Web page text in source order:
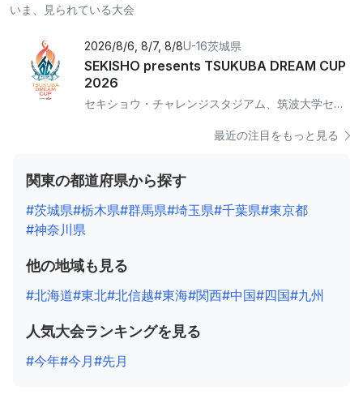
いま、見られている大会
2026/8/6, 8/7, 8/8U-16茨城県
SEKISHO presents TSUKUBA DREAM CUP
2026
セキショウ・チャレンジスタジアム、筑波大学セキショウフィールド、Tフィールド
最近の注目をもっと見る
関東の都道府県から探す
#茨城県#栃木県#群馬県#埼玉県#千葉県#東京都
#神奈川県
他の地域も見る
#北海道#東北#北信越#東海#関西#中国#四国#九州
人気大会ランキングを見る
#今年#今月#先月